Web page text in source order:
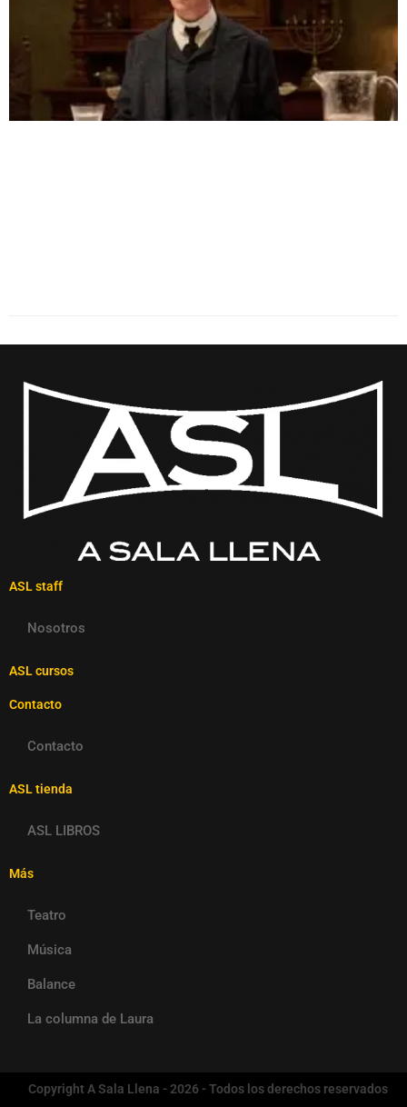
ASL staff
Nosotros
ASL cursos
Contacto
Contacto
ASL tienda
ASL LIBROS
Más
Teatro
Música
Balance
La columna de Laura
Copyright A Sala Llena - 2026 - Todos los derechos reservados